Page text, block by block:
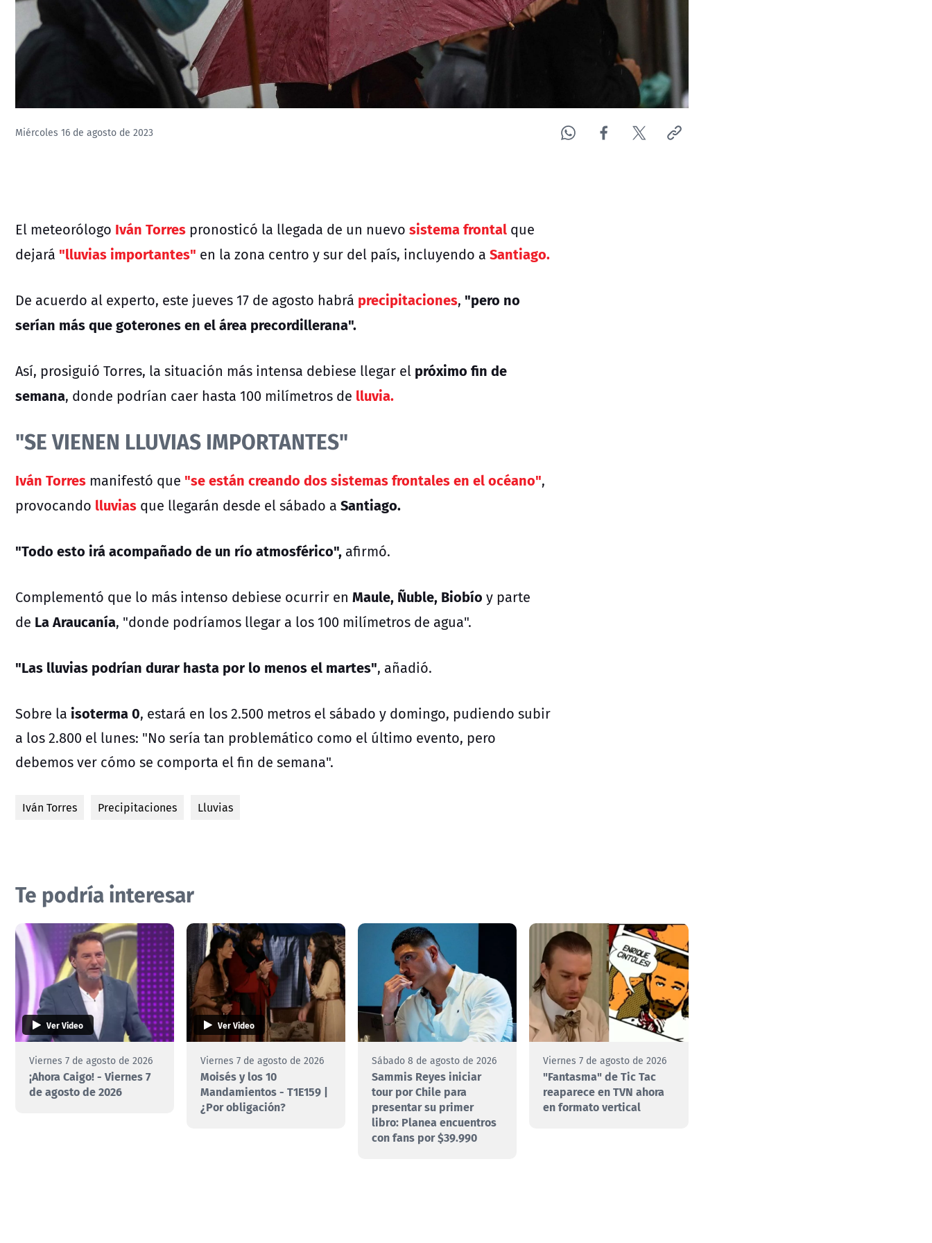
Miércoles 16 de agosto de 2023
El meteorólogo Iván Torres pronosticó la llegada de un nuevo sistema frontal que
dejará "lluvias importantes" en la zona centro y sur del país, incluyendo a Santiago.
De acuerdo al experto, este jueves 17 de agosto habrá precipitaciones, "pero no
serían más que goterones en el área precordillerana".
Así, prosiguió Torres, la situación más intensa debiese llegar el próximo fin de
semana, donde podrían caer hasta 100 milímetros de lluvia.
"SE VIENEN LLUVIAS IMPORTANTES"
Iván Torres manifestó que "se están creando dos sistemas frontales en el océano",
provocando lluvias que llegarán desde el sábado a Santiago.
"Todo esto irá acompañado de un río atmosférico", afirmó.
Complementó que lo más intenso debiese ocurrir en Maule, Ñuble, Biobío y parte
de La Araucanía, "donde podríamos llegar a los 100 milímetros de agua".
"Las lluvias podrían durar hasta por lo menos el martes", añadió.
Sobre la isoterma 0, estará en los 2.500 metros el sábado y domingo, pudiendo subir
a los 2.800 el lunes: "No sería tan problemático como el último evento, pero
debemos ver cómo se comporta el fin de semana".
Iván Torres Precipitaciones Lluvias
Te podría interesar
Ver Video
Viernes 7 de agosto de 2026
¡Ahora Caigo! - Viernes 7
de agosto de 2026
Ver Video
Viernes 7 de agosto de 2026
Moisés y los 10
Mandamientos - T1E159 |
¿Por obligación?
Sábado 8 de agosto de 2026
Sammis Reyes iniciar
tour por Chile para
presentar su primer
libro: Planea encuentros
con fans por $39.990
Viernes 7 de agosto de 2026
"Fantasma" de Tic Tac
reaparece en TVN ahora
en formato vertical